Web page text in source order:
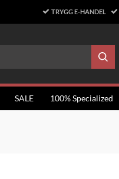
TRYGG E-HANDEL
SALE 100% Specialized